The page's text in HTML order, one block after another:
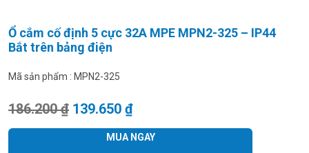
Ổ cắm cố định 5 cực 32A MPE MPN2-325 – IP44
Bắt trên bảng điện
Mã sản phẩm : MPN2-325
186.200₫ Giá gốc là: 186.200 ₫.
139.650 ₫Giá hiện tại là: 139.650 ₫.
MUA NGAY